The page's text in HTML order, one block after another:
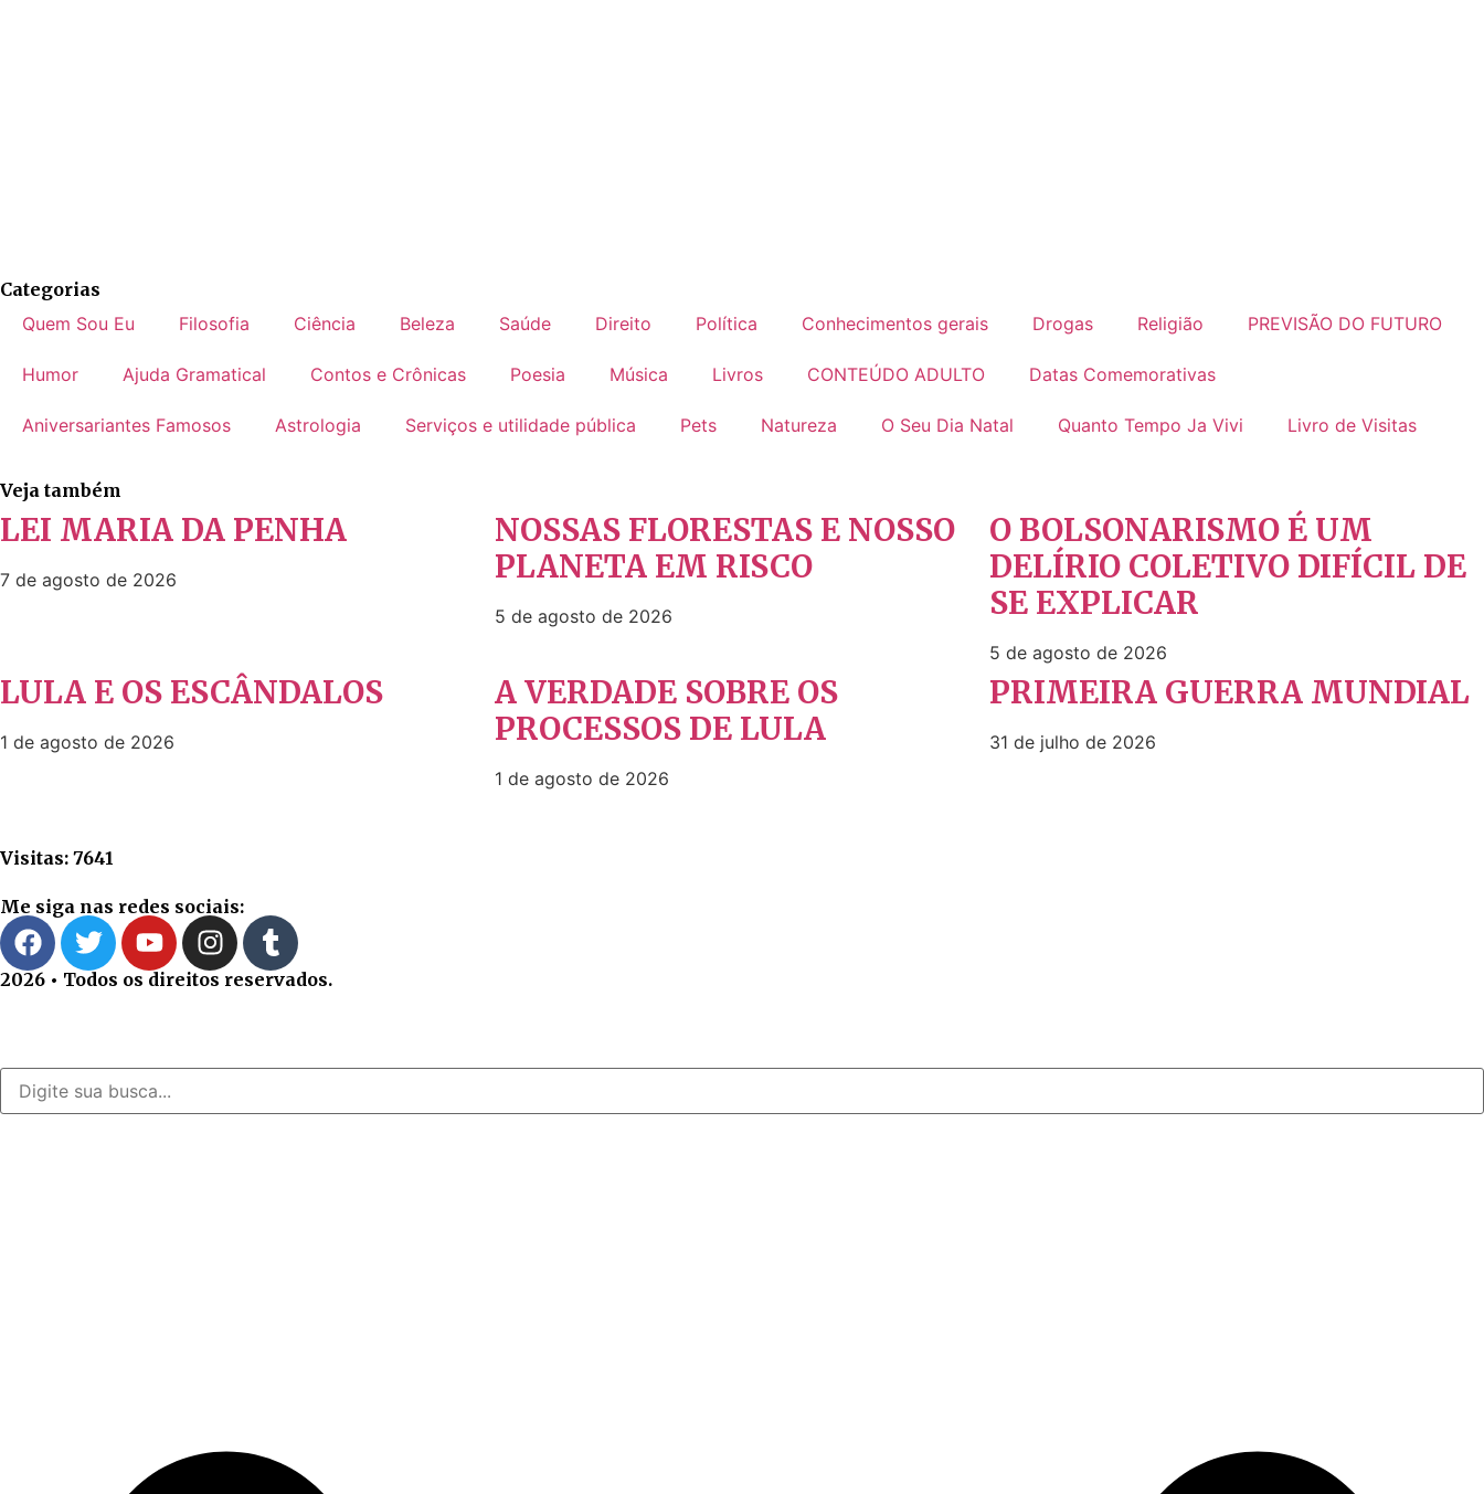
Categorias
Quem Sou Eu
Filosofia Ciência Beleza Saúde Direito Política Conhecimentos gerais Drogas Religião PREVISÃO DO FUTURO
Humor Ajuda Gramatical Contos e Crônicas Poesia Música Livros CONTEÚDO ADULTO Datas Comemorativas
Aniversariantes Famosos Astrologia Serviços e utilidade pública Pets Natureza O Seu Dia Natal Quanto Tempo Ja Vivi Livro de Visitas
Veja também
LEI MARIA DA PENHA
7 de agosto de 2026
NOSSAS FLORESTAS E NOSSO
PLANETA EM RISCO
5 de agosto de 2026
O BOLSONARISMO É UM
DELÍRIO COLETIVO DIFÍCIL DE
SE EXPLICAR
5 de agosto de 2026
LULA E OS ESCÂNDALOS
1 de agosto de 2026
A VERDADE SOBRE OS
PROCESSOS DE LULA
1 de agosto de 2026
PRIMEIRA GUERRA MUNDIAL
31 de julho de 2026
Visitas: 7641
Me siga nas redes sociais:
2026 • Todos os direitos reservados.